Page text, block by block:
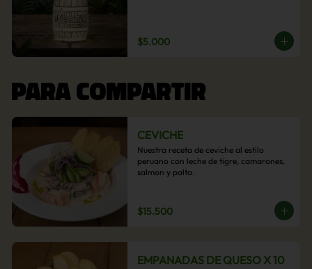
$5.000
PARA COMPARTIR
CEVICHE
Nuestra receta de ceviche al estilo
peruano con leche de tigre, camarones,
salmon y palta.
$15.500
EMPANADAS DE QUESO X 10